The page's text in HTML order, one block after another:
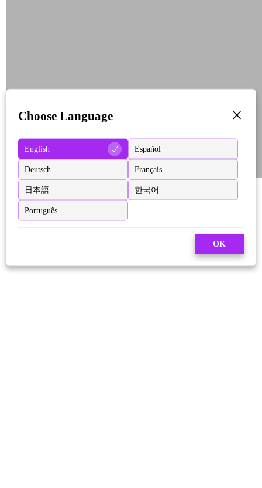
Choose Language
English Español
Deutsch Français
日本語 한국어
Português
OK